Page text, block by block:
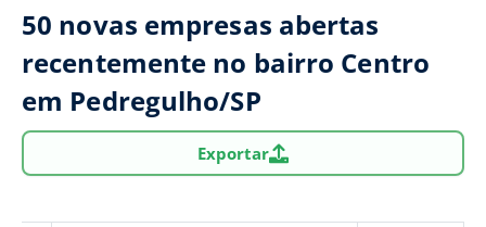
50 novas empresas abertas
recentemente no bairro Centro
em Pedregulho/SP
Exportar